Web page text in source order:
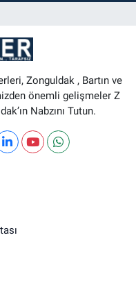
Zonguldak , Bartın ve
önemli gelişmeler Z
Nabzını Tutun.